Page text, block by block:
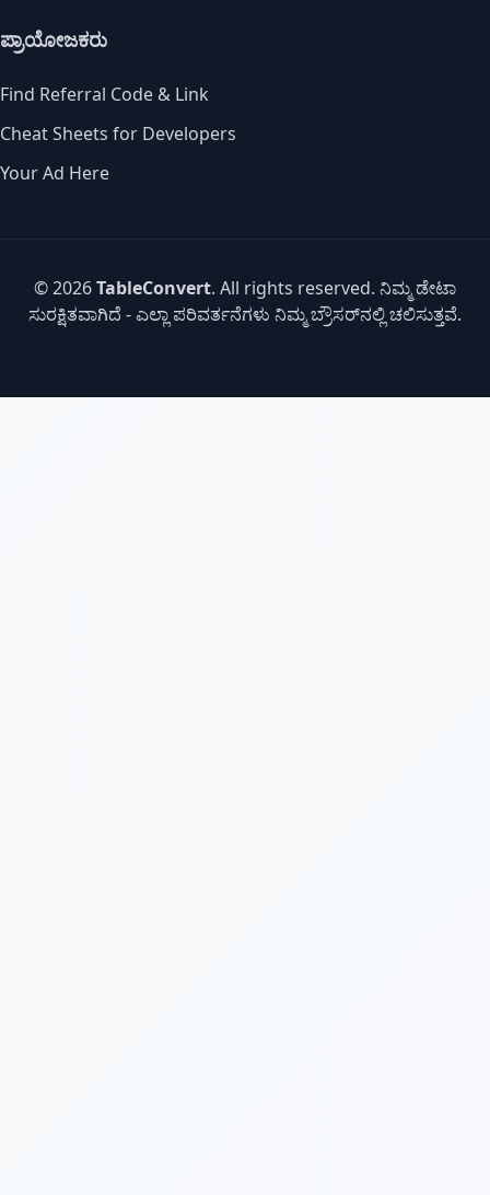
ಪ್ರಾಯೋಜಕರು
Find Referral Code & Link
Cheat Sheets for Developers
Your Ad Here
© 2026TableConvert. All rights reserved. ನಿಮ್ಮ ಡೇಟಾ
ಸುರಕ್ಷಿತವಾಗಿದೆ - ಎಲ್ಲಾ ಪರಿವರ್ತನೆಗಳು ನಿಮ್ಮ ಬ್ರೌಸರ್‌ನಲ್ಲಿ ಚಲಿಸುತ್ತವೆ.